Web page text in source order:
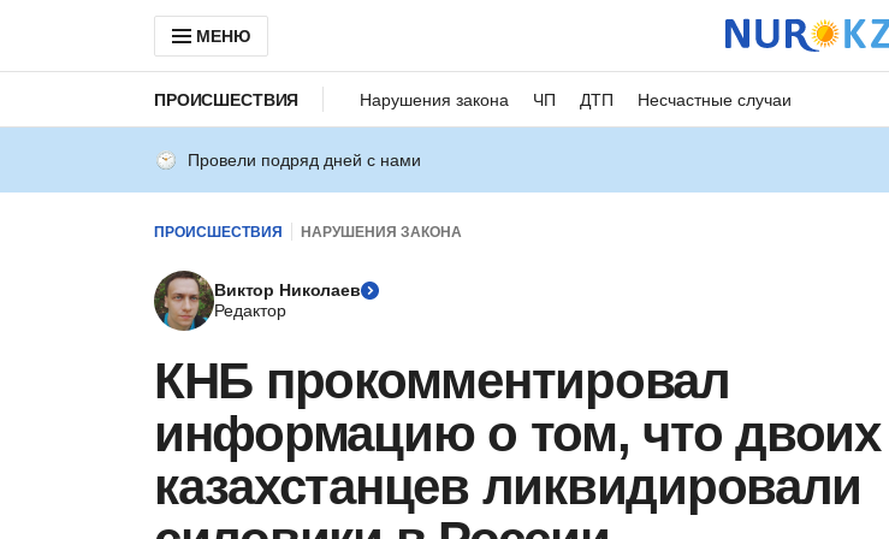
МЕНЮ
ПРОИСШЕСТВИЯ Нарушения закона ЧП ДТП Несчастные случаи
Провели подряд дней с нами
ПРОИСШЕСТВИЯ НАРУШЕНИЯ ЗАКОНА
Виктор Николаев
Редактор
КНБ прокомментировал
информацию о том, что двоих
казахстанцев ликвидировали